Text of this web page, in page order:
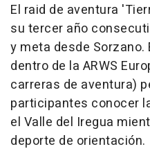
El raid de aventura
su tercer año
y meta desde
dentro de la ARWS
carreras de aventura)
participantes conocer
el Valle del Iregua
deporte de orientación.